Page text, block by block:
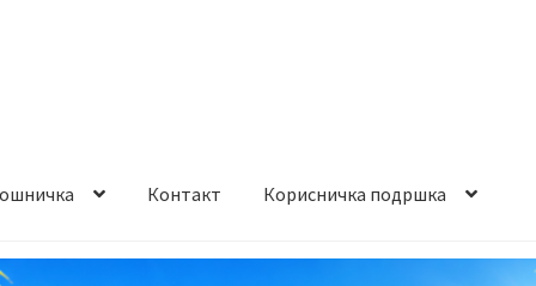
Контакт Корисничка подршка
и начин на плаќање